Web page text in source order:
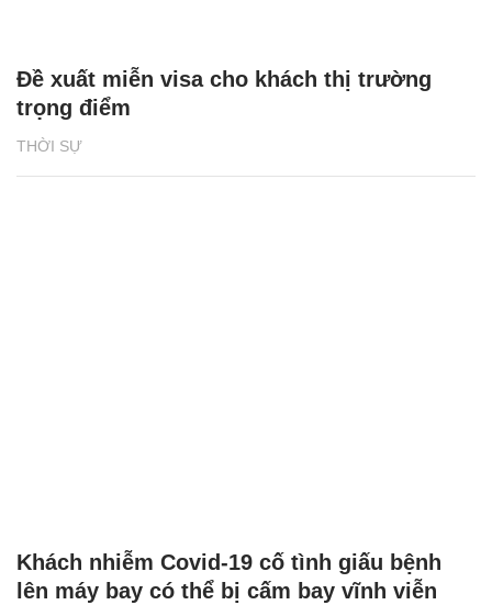
THỜI SỰ
Đề xuất miễn visa cho khách thị trường
trọng điểm
Khách nhiễm Covid-19 cố tình giấu bệnh
lên máy bay có thể bị cấm bay vĩnh viễn